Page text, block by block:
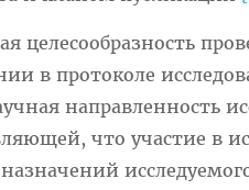
целесообразность
в протоколе
направленность
что участие в